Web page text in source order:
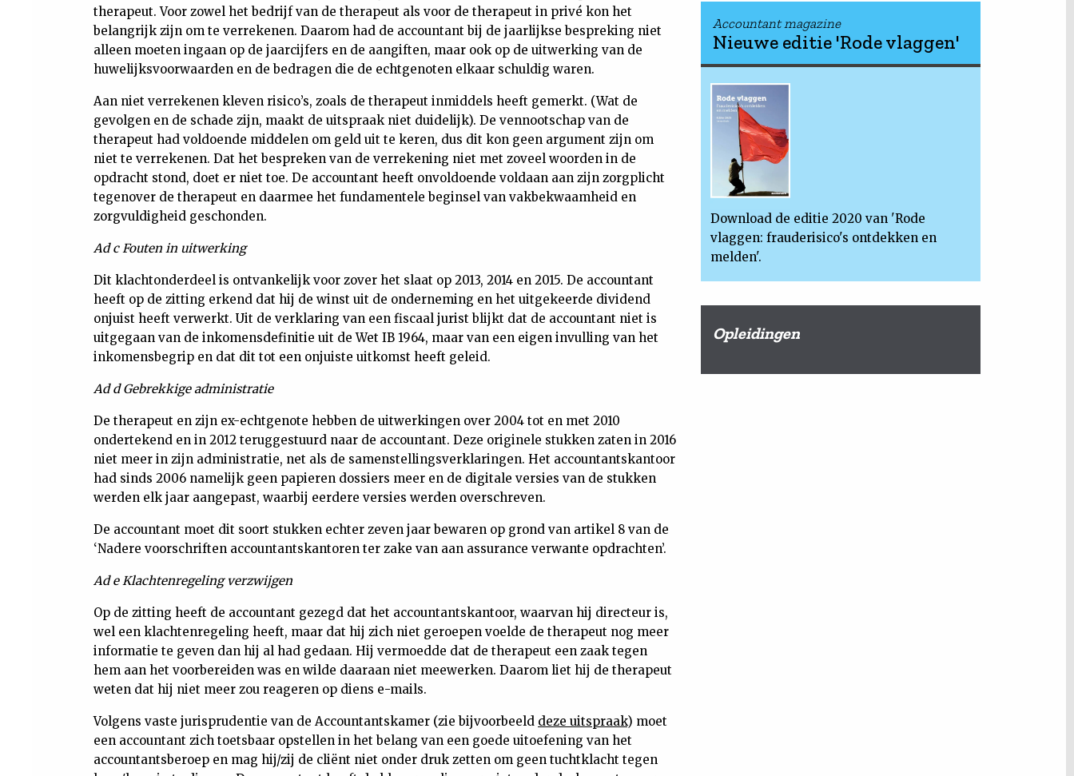
therapeut. Voor zowel het bedrijf van de therapeut als voor de therapeut in privé kon het
belangrijk zijn om te verrekenen. Daarom had de accountant bij de jaarlijkse bespreking niet
alleen moeten ingaan op de jaarcijfers en de aangiften, maar ook op de uitwerking van de
huwelijksvoorwaarden en de bedragen die de echtgenoten elkaar schuldig waren.
Aan niet verrekenen kleven risico’s, zoals de therapeut inmiddels heeft gemerkt. (Wat de
gevolgen en de schade zijn, maakt de uitspraak niet duidelijk). De vennootschap van de
therapeut had voldoende middelen om geld uit te keren, dus dit kon geen argument zijn om
niet te verrekenen. Dat het bespreken van de verrekening niet met zoveel woorden in de
opdracht stond, doet er niet toe. De accountant heeft onvoldoende voldaan aan zijn zorgplicht
tegenover de therapeut en daarmee het fundamentele beginsel van vakbekwaamheid en
zorgvuldigheid geschonden.
Ad c Fouten in uitwerking
Dit klachtonderdeel is ontvankelijk voor zover het slaat op 2013, 2014 en 2015. De accountant
heeft op de zitting erkend dat hij de winst uit de onderneming en het uitgekeerde dividend
onjuist heeft verwerkt. Uit de verklaring van een fiscaal jurist blijkt dat de accountant niet is
uitgegaan van de inkomensdefinitie uit de Wet IB 1964, maar van een eigen invulling van het
inkomensbegrip en dat dit tot een onjuiste uitkomst heeft geleid.
Ad d Gebrekkige administratie
De therapeut en zijn ex-echtgenote hebben de uitwerkingen over 2004 tot en met 2010
ondertekend en in 2012 teruggestuurd naar de accountant. Deze originele stukken zaten in 2016
niet meer in zijn administratie, net als de samenstellingsverklaringen. Het accountantskantoor
had sinds 2006 namelijk geen papieren dossiers meer en de digitale versies van de stukken
werden elk jaar aangepast, waarbij eerdere versies werden overschreven.
De accountant moet dit soort stukken echter zeven jaar bewaren op grond van artikel 8 van de
‘Nadere voorschriften accountantskantoren ter zake van aan assurance verwante opdrachten’.
Ad e Klachtenregeling verzwijgen
Op de zitting heeft de accountant gezegd dat het accountantskantoor, waarvan hij directeur is,
wel een klachtenregeling heeft, maar dat hij zich niet geroepen voelde de therapeut nog meer
informatie te geven dan hij al had gedaan. Hij vermoedde dat de therapeut een zaak tegen
hem aan het voorbereiden was en wilde daaraan niet meewerken. Daarom liet hij de therapeut
weten dat hij niet meer zou reageren op diens e-mails.
Volgens vaste jurisprudentie van de Accountantskamer (zie bijvoorbeeld deze uitspraak) moet
een accountant zich toetsbaar opstellen in het belang van een goede uitoefening van het
accountantsberoep en mag hij/zij de cliënt niet onder druk zetten om geen tuchtklacht tegen
Accountant magazine
Nieuwe editie 'Rode vlaggen'
Download de editie 2020 van 'Rode
vlaggen: frauderisico's ontdekken en
melden'.
Opleidingen